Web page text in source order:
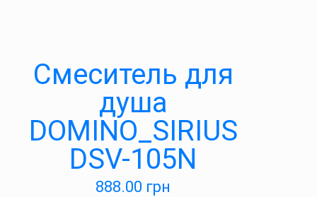
Cмеситель для
душа
DOMINO_SIRIUS
DSV-105N
888.00 грн